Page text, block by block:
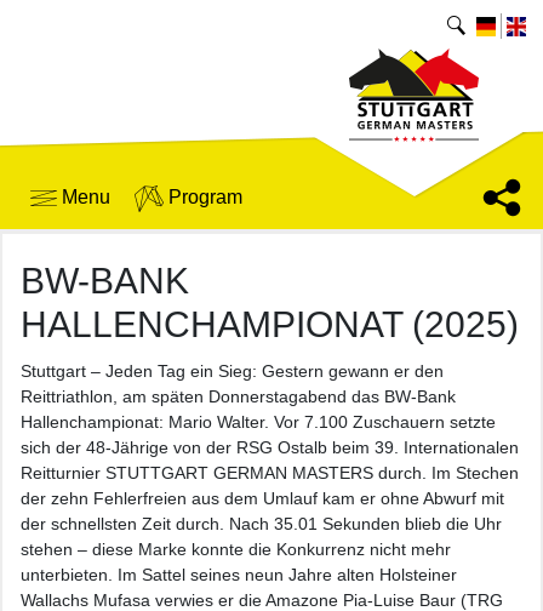
Menu Program
BW-BANK
HALLENCHAMPIONAT (2025)
Stuttgart – Jeden Tag ein Sieg: Gestern gewann er den
Reittriathlon, am späten Donnerstagabend das BW-Bank
Hallenchampionat: Mario Walter. Vor 7.100 Zuschauern setzte
sich der 48-Jährige von der RSG Ostalb beim 39. Internationalen
Reitturnier STUTTGART GERMAN MASTERS durch. Im Stechen
der zehn Fehlerfreien aus dem Umlauf kam er ohne Abwurf mit
der schnellsten Zeit durch. Nach 35.01 Sekunden blieb die Uhr
stehen – diese Marke konnte die Konkurrenz nicht mehr
unterbieten. Im Sattel seines neun Jahre alten Holsteiner
Wallachs Mufasa verwies er die Amazone Pia-Luise Baur (TRG